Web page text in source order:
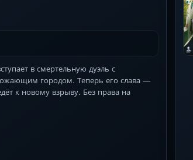
в смертельную дуэль с
городом. Теперь его слава —
к новому взрыву. Без права на